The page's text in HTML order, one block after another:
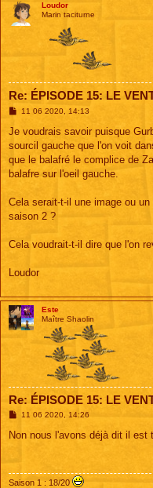
Loudor
Marin taciturne
Re: ÉPISODE 15: LE
M
s
a
g
11 06 2020, 14:13
Je voudrais savoir puisque
sourcil gauche que l'on voit
que le balafré le complice de
balafre sur l'oeil gauche.
Cela serait-t-il une image ou
saison 2 ?
Cela voudrait-t-il dire que l'on
Loudor
Este
Maître Shaolin
Re: ÉPISODE 15: LE
M
s
11 06 2020, 14:26
Non nous l'avons déjà dit il est
Saison 1 : 18/20